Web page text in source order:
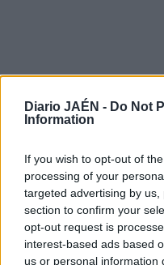
Diario JAÉN - Do Not
Information
If you wish to opt-out of
processing of your
targeted advertising by
section to confirm your
opt-out request is
interest-based ads based
us or personal information